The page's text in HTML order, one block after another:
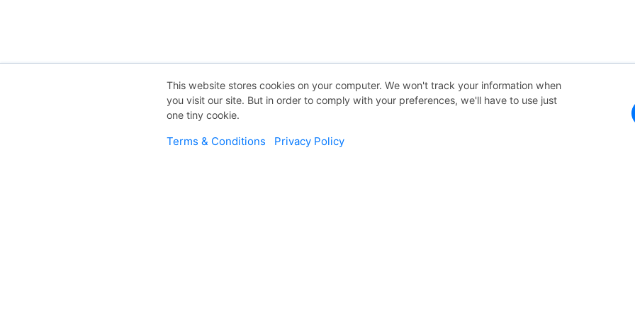
This website stores cookies on your computer. We won't track your information when
you visit our site. But in order to comply with your preferences, we'll have to use just
one tiny cookie.
Terms & Conditions Privacy Policy